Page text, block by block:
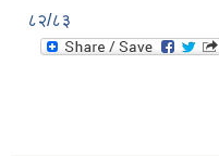
८२/८३